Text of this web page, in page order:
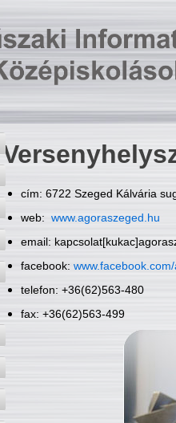
cím: 6722 Szeged Kálvária
web: www.agoraszeged.hu
email:
facebook:
telefon: +36(62)563-480
fax: +36(62)563-499